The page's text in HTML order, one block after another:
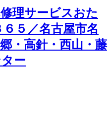
理サービスおた
５／名古屋市名
・高針・西山・藤
ー